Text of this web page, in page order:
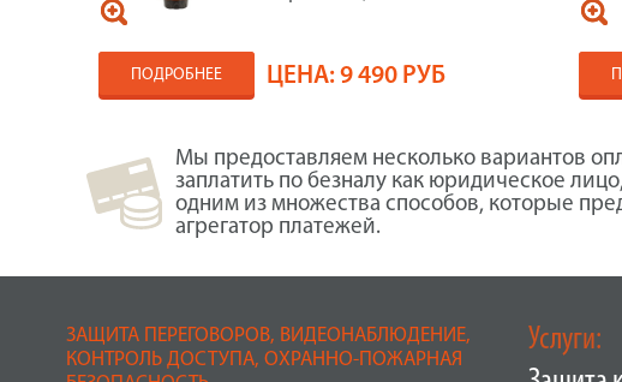
ПОДРОБНЕЕ ЦЕНА:9 490 РУБ
Мы предоставляем несколько вариантов
заплатить по безналу как юридическое
одним из множества способов, которые
агрегатор платежей.
ЗАЩИТА ПЕРЕГОВОРОВ, ВИДЕОНАБЛЮДЕНИЕ,
КОНТРОЛЬ ДОСТУПА, ОХРАННО-ПОЖАРНАЯ
Услуги: